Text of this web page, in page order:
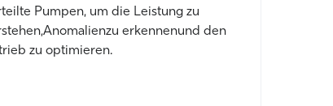
Pumpen, um die Leistung zu
Anomalienzu erkennenund den
zu optimieren.